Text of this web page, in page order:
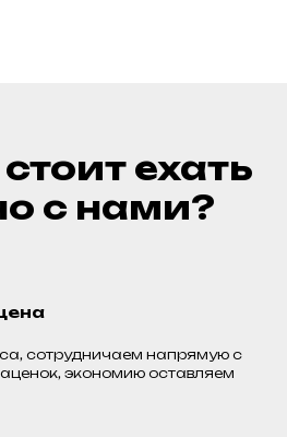
ехать
с нами?
сотрудничаем напрямую с
экономию оставляем